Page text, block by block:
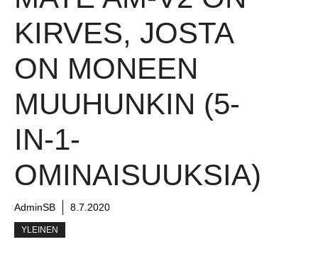
KIRVES, JOSTA
ON MONEEN
MUUHUNKIN (5-
IN-1-
OMINAISUUKSIA)
AdminSB 8.7.2020
YLEINEN